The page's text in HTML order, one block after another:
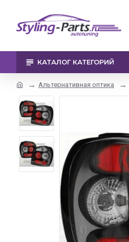
КАТАЛОГ КАТЕГОРИЙ
Альтернативная оптика